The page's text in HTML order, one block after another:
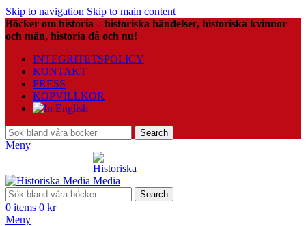
Skip to navigation Skip to main content
Böcker om historia – historiska händelser, historiska kvinnor
och män, historia då och nu!
INTEGRITETSPOLICY
KONTAKT
PRESS
KÖPVILLKOR
Search
Meny
Search
0 items 0 kr
Meny